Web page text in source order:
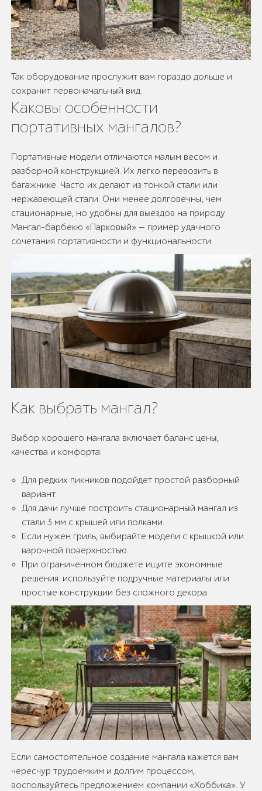
Так оборудование прослужит вам гораздо дольше и
сохранит первоначальный вид.
Каковы особенности
портативных мангалов?
Портативные модели отличаются малым весом и
разборной конструкцией. Их легко перевозить в
багажнике. Часто их делают из тонкой стали или
нержавеющей стали. Они менее долговечны, чем
стационарные, но удобны для выездов на природу.
Мангал-барбекю «Парковый» — пример удачного
сочетания портативности и функциональности.
Как выбрать мангал?
Выбор хорошего мангала включает баланс цены,
качества и комфорта:
Для редких пикников подойдет простой разборный
вариант.
Для дачи лучше построить стационарный мангал из
стали 3 мм с крышей или полками.
Если нужен гриль, выбирайте модели с крышкой или
варочной поверхностью.
При ограниченном бюджете ищите экономные
решения: используйте подручные материалы или
простые конструкции без сложного декора.
Если самостоятельное создание мангала кажется вам
чересчур трудоемким и долгим процессом,
воспользуйтесь предложением компании «Хоббика». У